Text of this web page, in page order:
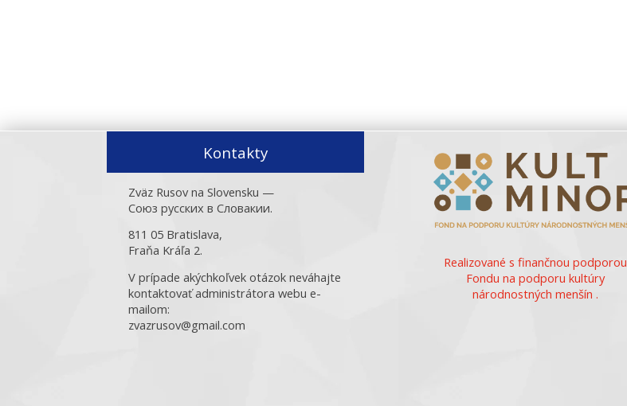
Kontakty
Zväz Rusov na Slovensku —
Союз русских в Словакии.
811 05 Bratislava,
Fraňa Kráľa 2.
V prípade akýchkoľvek otázok neváhajte
kontaktovať administrátora webu e-
mailom:
zvazrusov@gmail.com
Realizované s finančnou podporou
Fondu na podporu kultúry
národnostných menšín .